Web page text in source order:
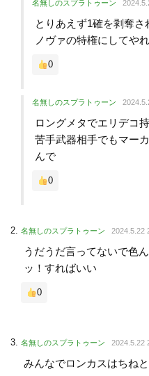
名無しのスプラトゥーン
とりあえず1確を剥奪さ
ノヴァの特権にしてやれ
0
名無しのスプラトゥーン
ロングメタでエリデコ
苦手武器相手でもマー
んで
0
名無しのスプラトゥーン 2024.5.22
うだうだ言ってないで色
ッ！すればいい
0
名無しのスプラトゥーン 2024.5.22
みんなでロンカスはちね